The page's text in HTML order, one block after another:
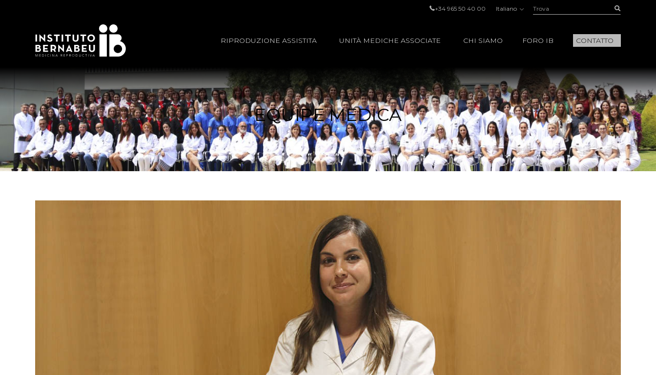
+34 965 50 40 00 Italiano Trova:
RIPRODUZIONE ASSISTITA UNITÀ MEDICHE ASSOCIATE CHI SIAMO FORO IB CONTATTO
EQUIPE MEDICA